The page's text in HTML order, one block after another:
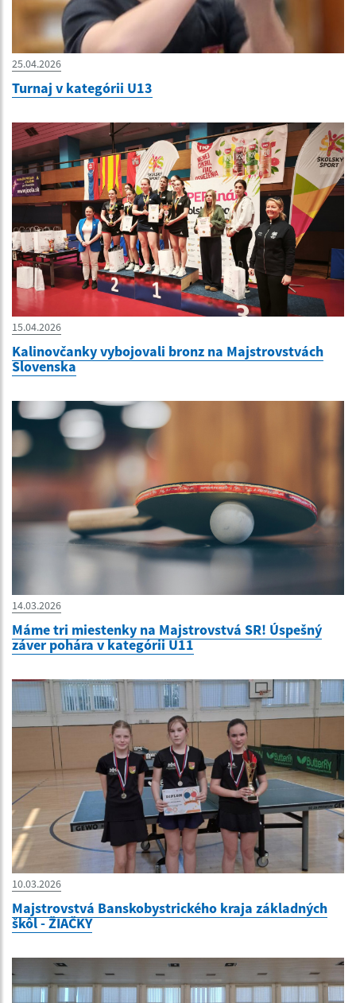
25.04.2026
Turnaj v kategórii U13
15.04.2026
Kalinovčanky vybojovali bronz na Majstrovstvách
Slovenska
14.03.2026
Máme tri miestenky na Majstrovstvá SR! Úspešný
záver pohára v kategórii U11
10.03.2026
Majstrovstvá Banskobystrického kraja základných
škôl - ŽIAČKY